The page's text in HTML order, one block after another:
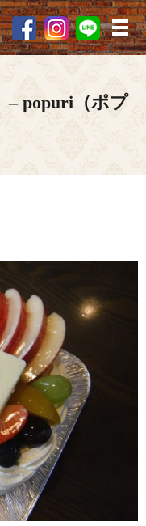
メ
popuri（ポプ